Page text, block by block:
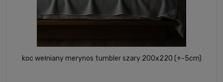
koc wełniany merynos tumbler szary 200x220 (+-5cm)